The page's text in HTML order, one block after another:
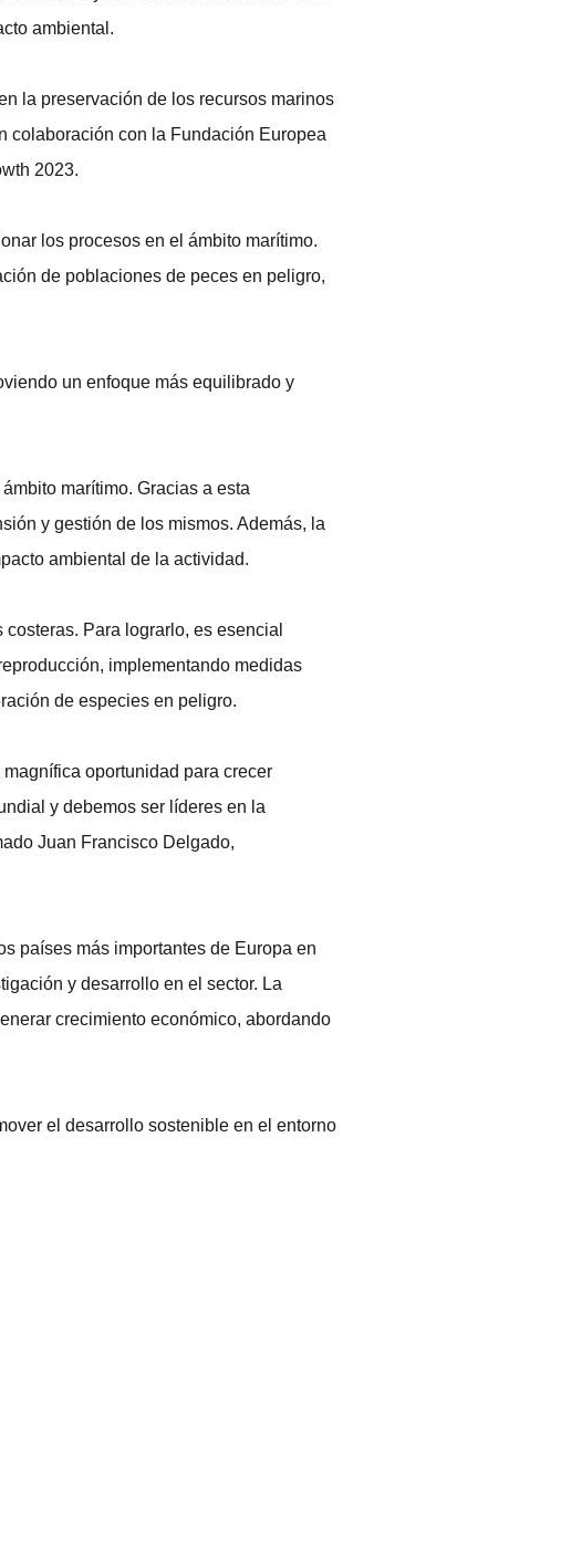
ambiental.
la preservación de los recursos marinos
colaboración con la Fundación Europea
2023.
los procesos en el ámbito marítimo.
de poblaciones de peces en peligro,
un enfoque más equilibrado y
marítimo. Gracias a esta
y gestión de los mismos. Además, la
ambiental de la actividad.
Para lograrlo, es esencial
implementando medidas
de especies en peligro.
oportunidad para crecer
y debemos ser líderes en la
Juan Francisco Delgado,
países más importantes de Europa en
y desarrollo en el sector. La
crecimiento económico, abordando
el desarrollo sostenible en el entorno